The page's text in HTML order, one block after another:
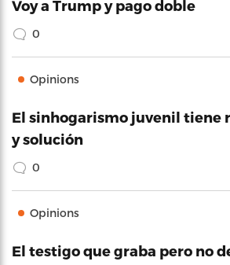
Voy a Trump y pago doble
0
Opinions
El sinhogarismo juvenil tiene
y solución
0
Opinions
El testigo que graba pero no